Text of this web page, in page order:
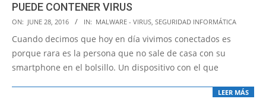
PUEDE CONTENER VIRUS
2016-
06-
28
ON: JUNE 28, 2016 IN: MALWARE - VIRUS, SEGURIDAD INFORMÁTICA
Cuando decimos que hoy en día vivimos conectados es
porque rara es la persona que no sale de casa con su
smartphone en el bolsillo. Un dispositivo con el que
LEER MÁS